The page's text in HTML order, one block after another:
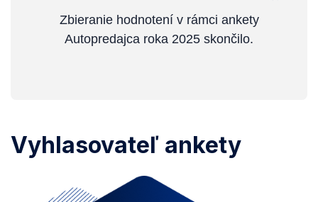
Zbieranie hodnotení v rámci ankety
Autopredajca roka 2025 skončilo.
Vyhlasovateľ ankety